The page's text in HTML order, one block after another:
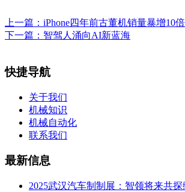
上一篇： iPhone四年前古董机销量暴增10
下一篇： 智驾人涌向AI新蓝海
快捷导航
关于我们
机械知识
机械自动化
联系我们
最新信息
2025武汉汽车制制展：智领将来共探